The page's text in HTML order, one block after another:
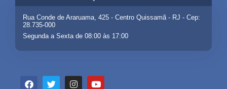
Rua Conde de Araruama, 425 - Centro Quissamã - RJ - Cep:
28.735-000
Segunda a Sexta de 08:00 às 17:00